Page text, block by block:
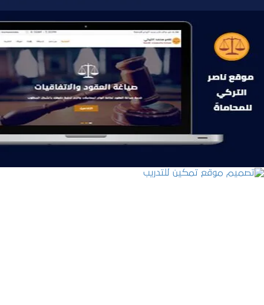
موقع ناصر التركي للمحاماة
التفاصيل